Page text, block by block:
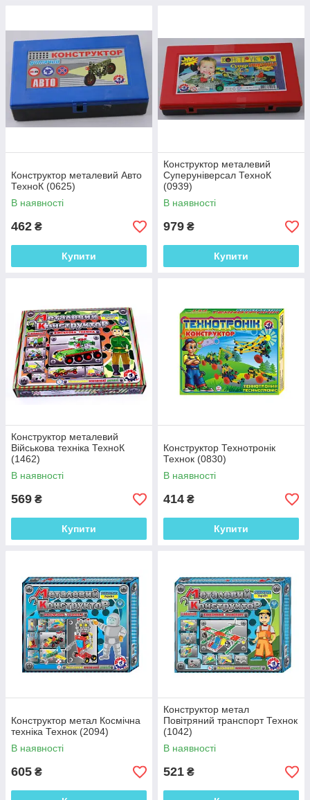
Конструктор металевий Авто
ТехноК (0625)
В наявності
462 ₴
Купити
Конструктор металевий
Суперуніверсал ТехноК
(0939)
В наявності
979 ₴
Купити
Конструктор металевий
Військова техніка ТехноК
(1462)
В наявності
569 ₴
Купити
Конструктор Технотронік
Технок (0830)
В наявності
414 ₴
Купити
Конструктор метал Космічна
техніка Технок (2094)
В наявності
605 ₴
Конструктор метал
Повітряний транспорт Технок
(1042)
В наявності
521 ₴